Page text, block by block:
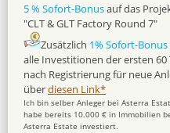
5 % Sofort-Bonusauf das
"CLT & GLT Factory Round 7"
Zusätzlich 1% Sofort-Bonus
alle Investitionen der ersten 60
nach Registrierung für neue
überdiesen Link*
Ich bin selber Anleger bei Asterra
habe bereits 10.000 € in Immobilien
Asterra Estate investiert.